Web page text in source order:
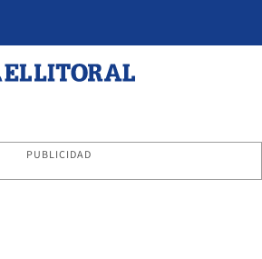
PUBLICIDAD